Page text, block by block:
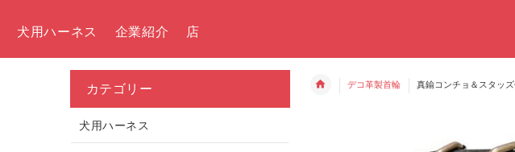
犬用ハーネス 企業紹介 店
デコ革製首輪 真鍮コンチョ＆スタッ
カテゴリー
犬用ハーネス